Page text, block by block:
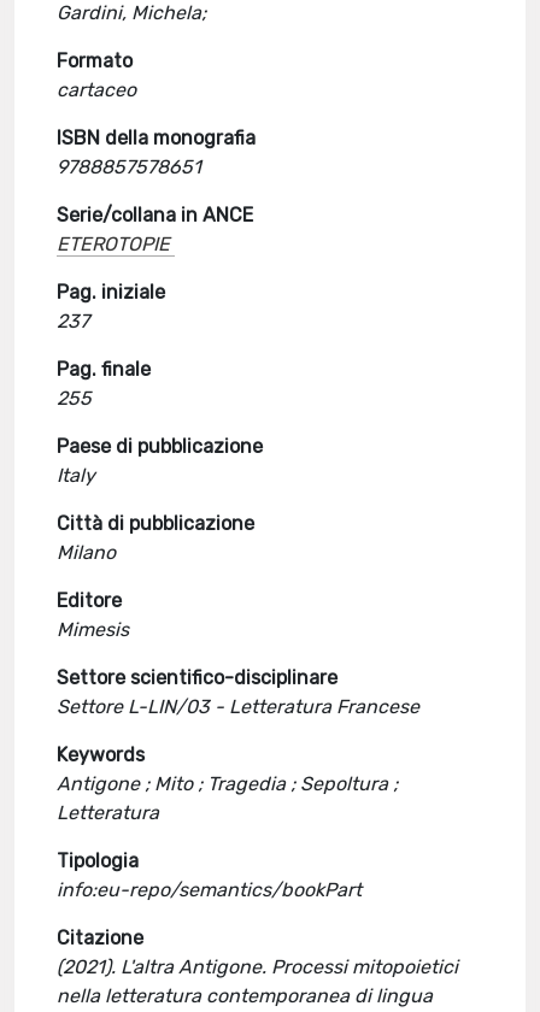
Gardini, Michela;
Formato
cartaceo
ISBN della monografia
9788857578651
Serie/collana in ANCE
ETEROTOPIE
Pag. iniziale
237
Pag. finale
255
Paese di pubblicazione
Italy
Città di pubblicazione
Milano
Editore
Mimesis
Settore scientifico-disciplinare
Settore L-LIN/03 - Letteratura Francese
Keywords
Antigone ; Mito ; Tragedia ; Sepoltura ;
Letteratura
Tipologia
info:eu-repo/semantics/bookPart
Citazione
(2021). L'altra Antigone. Processi mitopoietici
nella letteratura contemporanea di lingua